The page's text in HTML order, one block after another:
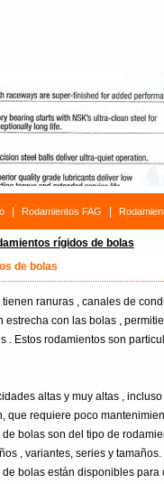
Rodamientos FAG
rígidos de bolas
de bolas
ranuras , canales de
estrecha con las bolas ,
. Estos rodamientos son
altas y muy altas , incluso
que requiere poco
bolas son del tipo de
, variantes, series y tamaños.
bolas están disponibles